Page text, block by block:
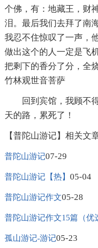
个佛，有：地藏王，财
泪。最后我们去拜了南
我忍不住惊叹了一声，
做出这个的人一定是飞
把剩下的香分了分，全
竹林观世音菩萨
回到宾馆，我顾不得
天的路，累死了！
【普陀山游记】相关文
普陀山游记07-29
普陀山游记【热】 05-04
普陀山游记作文05-28
普陀山游记作文15篇（优
孤山游记-游记05-23